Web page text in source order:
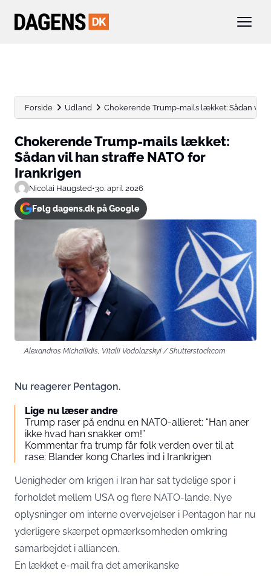
Forside Udland Chokerende Trump-mails lækket: Sådan vil
Chokerende Trump-mails lækket:
Sådan vil han straffe NATO for
Irankrigen
Nicolai Haugsted•30. april 2026
Følg dagens.dk på Google
Alexandros Michailidis, Vitalii Vodolazskyi / Shutterstock.com
Nu reagerer Pentagon.
Lige nu læser andre
Trump raser på endnu en NATO-allieret: “Han aner
ikke hvad han snakker om!”
Kommentar fra trump får folk verden over til at
rase: Blander kong Charles ind i Irankrigen
Uenigheder om krigen i Iran har sat tydelige spor i
forholdet mellem USA og flere NATO-lande. Nye
oplysninger om interne overvejelser i Pentagon har nu
yderligere skærpet opmærksomheden omkring
samarbejdet i alliancen.
En lækket e-mail fra det amerikanske